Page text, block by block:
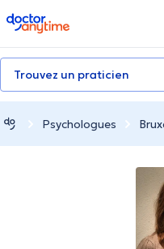
doctoranytime
Trouvez un praticien
Psychologues